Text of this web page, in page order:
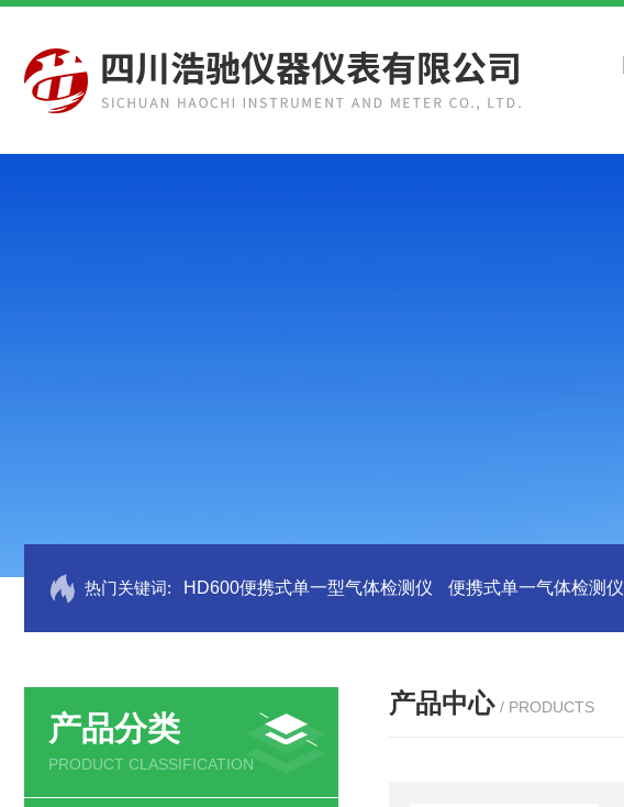
热门关键词: HD600便携式单一型气体检测仪 便携式单一气体检测仪
产品分类
PRODUCT CLASSIFICATION
产品中心 / PRODUCTS